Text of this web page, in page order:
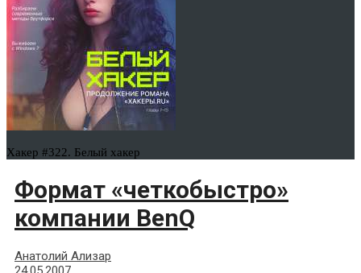
Хакер #322. Белый хакер
Формат «четкобыстро»
компании BenQ
Анатолий Ализар